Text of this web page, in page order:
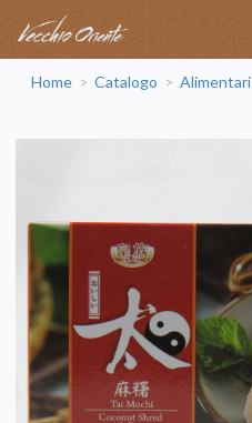
Home > Catalogo > Alimentari